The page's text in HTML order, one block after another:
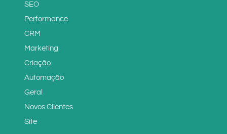
SEO
Performance
CRM
Marketing
Criação
Automação
Geral
Novos Clientes
Site